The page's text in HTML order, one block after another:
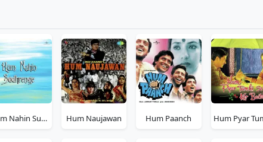
Hum Nahin Sudhrenge Hum Naujawan Hum Paanch